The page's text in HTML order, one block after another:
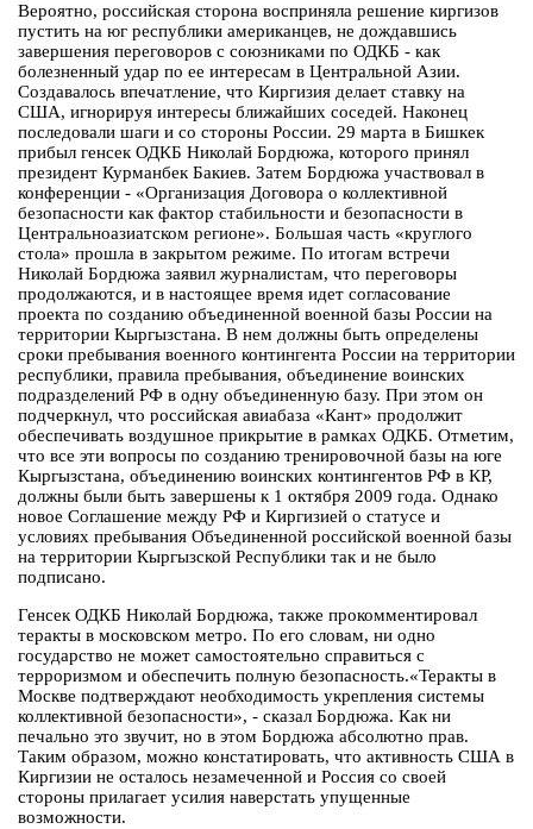
Вероятно, российская сторона восприняла решение киргизов
пустить на юг республики американцев, не дождавшись
завершения переговоров с союзниками по ОДКБ - как
болезненный удар по ее интересам в Центральной Азии.
Создавалось впечатление, что Киргизия делает ставку на
США, игнорируя интересы ближайших соседей. Наконец
последовали шаги и со стороны России. 29 марта в Бишкек
прибыл генсек ОДКБ Николай Бордюжа, которого принял
президент Курманбек Бакиев. Затем Бордюжа участвовал в
конференции - «Организация Договора о коллективной
безопасности как фактор стабильности и безопасности в
Центральноазиатском регионе». Большая часть «круглого
стола» прошла в закрытом режиме. По итогам встречи
Николай Бордюжа заявил журналистам, что переговоры
продолжаются, и в настоящее время идет согласование
проекта по созданию объединенной военной базы России на
территории Кыргызстана. В нем должны быть определены
сроки пребывания военного контингента России на территории
республики, правила пребывания, объединение воинских
подразделений РФ в одну объединенную базу. При этом он
подчеркнул, что российская авиабаза «Кант» продолжит
обеспечивать воздушное прикрытие в рамках ОДКБ. Отметим,
что все эти вопросы по созданию тренировочной базы на юге
Кыргызстана, объединению воинских контингентов РФ в КР,
должны были быть завершены к 1 октября 2009 года. Однако
новое Соглашение между РФ и Киргизией о статусе и
условиях пребывания Объединенной российской военной базы
на территории Кыргызской Республики так и не было
подписано.
Генсек ОДКБ Николай Бордюжа, также прокомментировал
теракты в московском метро. По его словам, ни одно
государство не может самостоятельно справиться с
терроризмом и обеспечить полную безопасность.«Теракты в
Москве подтверждают необходимость укрепления системы
коллективной безопасности», - сказал Бордюжа. Как ни
печально это звучит, но в этом Бордюжа абсолютно прав.
Таким образом, можно констатировать, что активность США в
Киргизии не осталось незамеченной и Россия со своей
стороны прилагает усилия наверстать упущенные
возможности.